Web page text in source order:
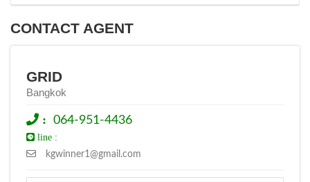
CONTACT AGENT
GRID
Bangkok
: 064-951-4436
line :
kgwinner1@gmail.com